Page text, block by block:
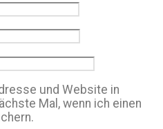
und Website in
Mal, wenn ich einen